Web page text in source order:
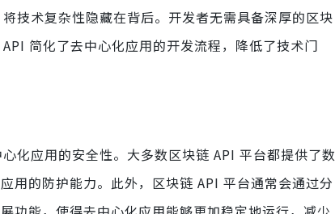
技术复杂性隐藏在背后。开发者无需具备深厚的区块
简化了去中心化应用的开发流程，降低了技术门
化应用的安全性。大多数区块链 API 平台都提供了数
用的防护能力。此外，区块链 API 平台通常会通过分